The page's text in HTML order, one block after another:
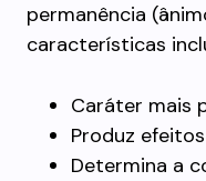
permanência
características
Caráter mais
Produz
Determina a